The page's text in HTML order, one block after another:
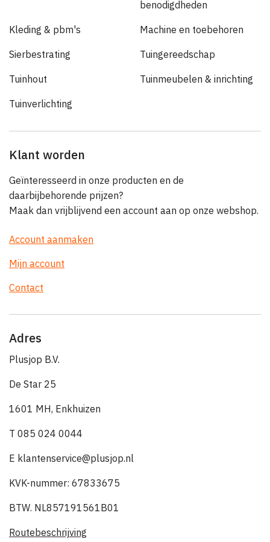
benodigdheden
Kleding & pbm's Machine en toebehoren
Sierbestrating Tuingereedschap
Tuinhout Tuinmeubelen & inrichting
Tuinverlichting
Klant worden
Geïnteresseerd in onze producten en de
daarbijbehorende prijzen?
Maak dan vrijblijvend een account aan op onze webshop.
Account aanmaken
Mijn account
Contact
Adres
Plusjop B.V.
De Star 25
1601 MH, Enkhuizen
T 085 024 0044
E klantenservice@plusjop.nl
KVK-nummer: 67833675
BTW. NL857191561B01
Routebeschrijving